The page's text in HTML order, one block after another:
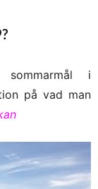
i
på vad man